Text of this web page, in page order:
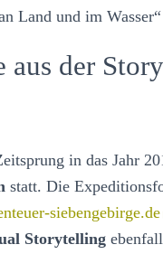
Land und im
der
in das Jahr
statt. Die
siebengebirge.de
Storytelling